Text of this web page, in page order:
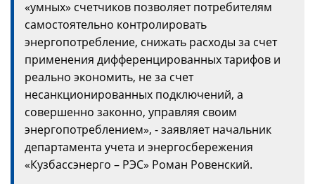
«умных» счетчиков позволяет потребителям
самостоятельно контролировать
энергопотребление, снижать расходы за счет
применения дифференцированных тарифов и
реально экономить, не за счет
несанкционированных подключений, а
совершенно законно, управляя своим
энергопотреблением», - заявляет начальник
департамента учета и энергосбережения
«Кузбассэнерго – РЭС» Роман Ровенский.